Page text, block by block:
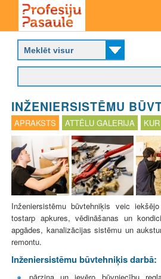
main
content
P
o
f
e
i
j
u
p
a
s
a
u
l
e
INŽENIERSISTĒMU
APRAKSTS ATTĒLU GALERIJA
Inženiersistēmu būvtehniķis veic
tostarp apkures, vēdināšanas un
apgādes, kanalizācijas sistēmu un
remontu.
Inženiersistēmu būvtehniķis darbā:
pārzina un ievēro būvniecību